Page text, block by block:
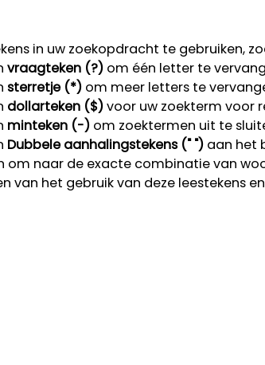
in uw zoekopdracht te gebruiken,
vraagteken (?) om één letter te
sterretje (*) om meer letters te
dollarteken ($)voor uw zoekterm voor
minteken (-) om zoektermen uit te
Dubbele aanhalingstekens (" ") aan het
om naar de exacte combinatie van
van het gebruik van deze leestekens